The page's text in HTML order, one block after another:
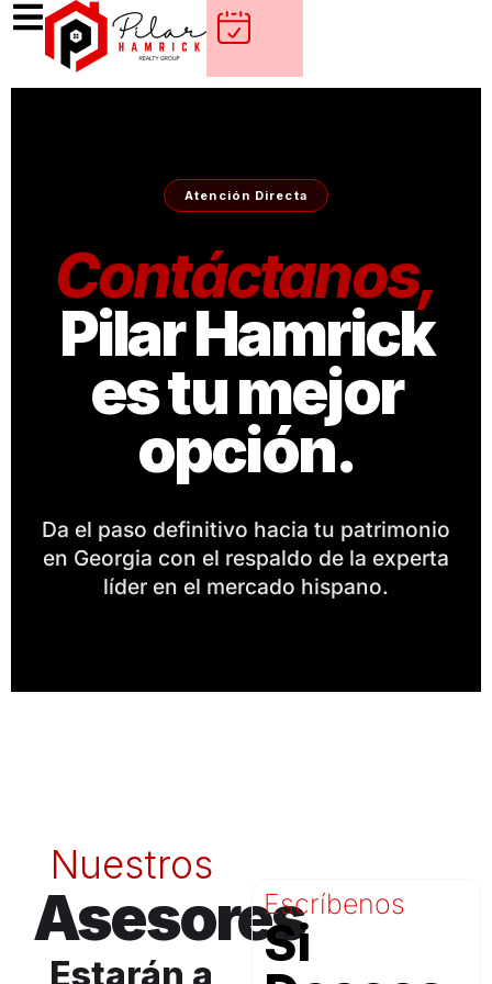
Atención Directa
Contáctanos,
Pilar Hamrick
es tu mejor
opción.
Da el paso definitivo hacia tu patrimonio
en Georgia con el respaldo de la experta
líder en el mercado hispano.
Nuestros
Asesores
Estarán a
Escríbenos
Si